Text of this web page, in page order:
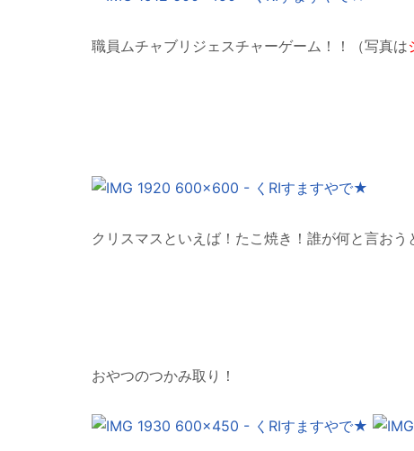
職員ムチャブリジェスチャーゲーム！！（写真は
クリスマスといえば！たこ焼き！誰が何と言おう
おやつのつかみ取り！